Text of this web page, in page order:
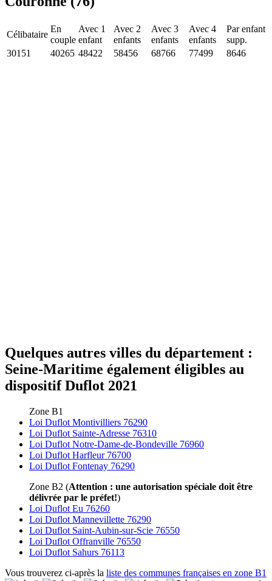
Célibataire
En
couple
Avec 1
enfant
Avec 2
enfants
Avec 3
enfants
Avec 4
enfants
Par enfant
supp.
30151
40265 48422 58456 68766 77499 8646
Quelques autres villes du département :
Seine-Maritime également éligibles au
dispositif Duflot 2021
Zone B1
Loi Duflot Montivilliers 76290
Loi Duflot Sainte-Adresse 76310
Loi Duflot Notre-Dame-de-Bondeville 76960
Loi Duflot Harfleur 76700
Loi Duflot Fontenay 76290
Zone B2 (Attention : une autorisation spéciale doit être
délivrée par le préfet!)
Loi Duflot Eu 76260
Loi Duflot Mannevillette 76290
Loi Duflot Saint-Aubin-sur-Scie 76550
Loi Duflot Offranville 76550
Loi Duflot Sahurs 76113
Vous trouverez ci-après la liste des communes françaises en zone B1